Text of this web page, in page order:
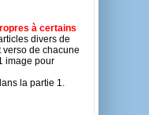
à certains
divers de
verso de chacune
image pour
la partie 1.